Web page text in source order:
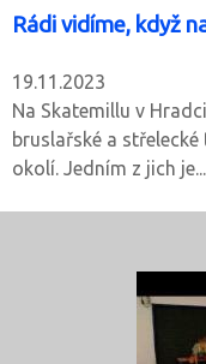
Rádi vidíme, když
19.11.2023
Na Skatemillu v
bruslařské a
okolí. Jedním z jich je...